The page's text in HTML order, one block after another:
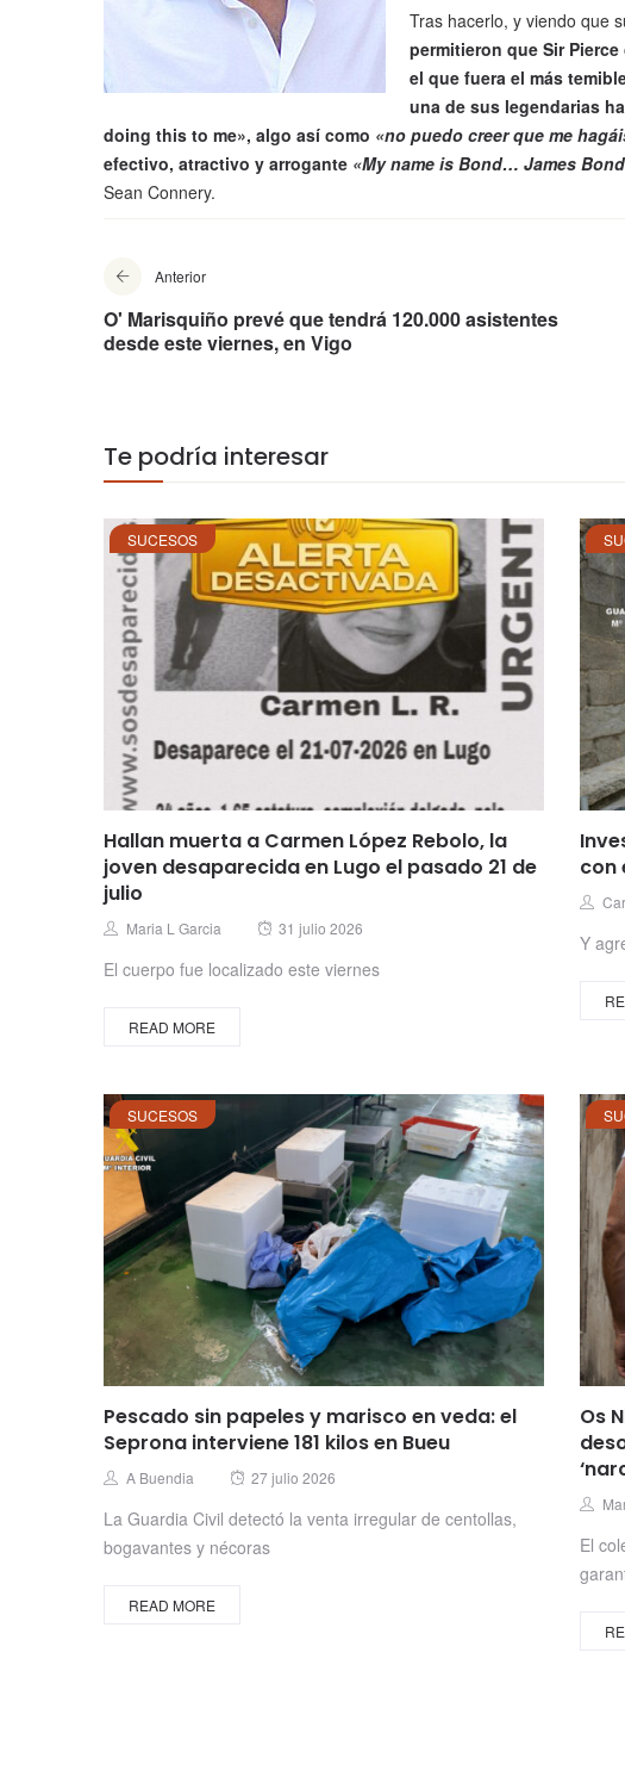
Tras hacerlo, y viendo que
permitieron que Sir
el que fuera el más
una de sus legendarias
doing this to me», algo así como «no puedo creer que me
efectivo, atractivo y arrogante «My name is Bond… James
Sean Connery.
Anterior
O' Marisquiño prevé que tendrá 120.000 asistentes
desde este viernes, en Vigo
Te podría interesar
SUCESOS
Hallan muerta a Carmen López Rebolo, la
joven desaparecida en Lugo el pasado 21 de
julio
Author
Maria L Garcia
Posted
31 julio 2026
El cuerpo fue localizado este viernes
READ MORE
con
Y
SUCESOS
Pescado sin papeles y marisco en veda: el
Seprona interviene 181 kilos en Bueu
Author
A Buendia
Posted
27 julio 2026
La Guardia Civil detectó la venta irregular de centollas,
bogavantes y nécoras
READ MORE
Os
El